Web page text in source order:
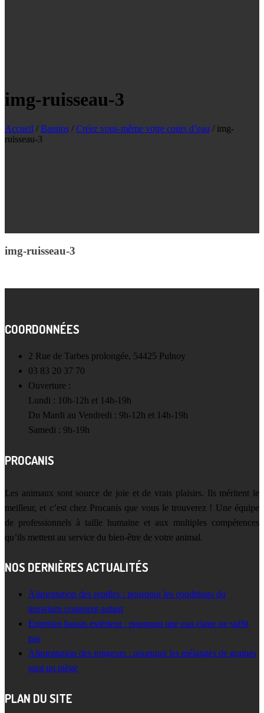
img-ruisseau-3
Accueil / Bassins / Créez vous-même votre cours d’eau / img-
ruisseau-3
img-ruisseau-3
COORDONNÉES
2 Rue de Tarbes prolongée, 54425 Pulnoy
03 83 20 37 70
Ouverture :
Lundi : 10h-12h et 14h-19h
Du Mardi au Vendredi : 9h-12h et 14h-19h
Samedi : 9h-19h
PROCANIS
Les animaux sont source de joie et de vrais plaisirs. Ils méritent le
meilleur, et c’est chez Procanis que vous le trouverez ! Une équipe
de professionnels à taille humaine et aux multiples compétences
qu’ils mettent au service du bien-être de votre animal.
NOS DERNIÈRES ACTUALITÉS
Alimentation des reptiles : pourquoi les conditions du
terrarium comptent autant
Entretien bassin extérieur : pourquoi une eau claire ne suffit
pas
Alimentation des rongeurs : pourquoi les mélanges de graines
sont un piège
PLAN DU SITE